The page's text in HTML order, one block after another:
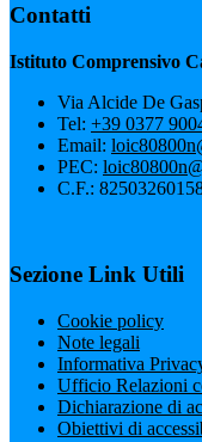
Contatti
Istituto Comprensivo
Via Alcide De
Tel: +39 0377
Email:
PEC:
C.F.:
Sezione Link Utili
Cookie policy
Note legali
Informativa
Ufficio Relazioni
Dichiarazione di
Obiettivi di